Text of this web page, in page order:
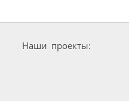
Наши проекты: